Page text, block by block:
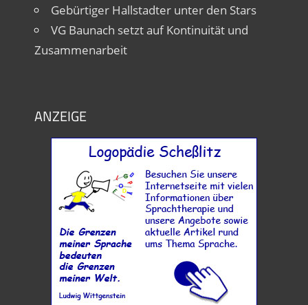
Gebürtiger Hallstadter unter den Stars
VG Baunach setzt auf Kontinuität und
Zusammenarbeit
ANZEIGE